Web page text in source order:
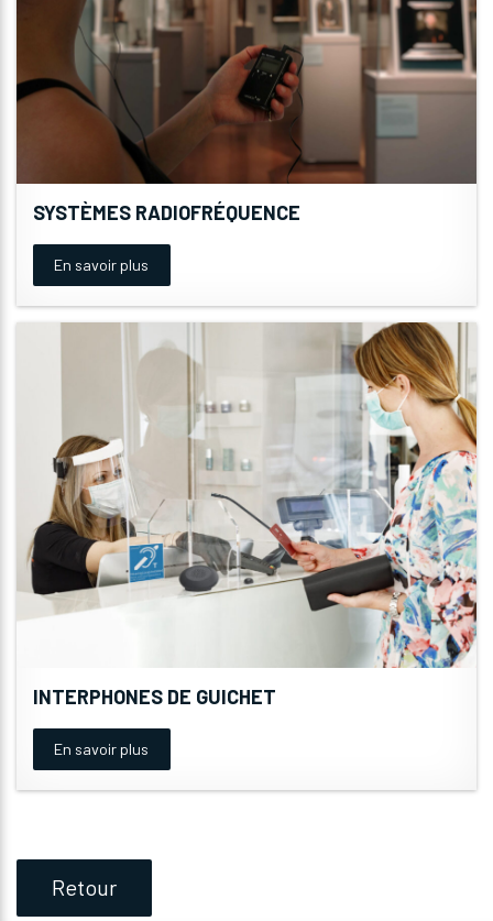
SYSTÈMES RADIOFRÉQUENCE
En savoir plus
INTERPHONES DE GUICHET
En savoir plus
Retour